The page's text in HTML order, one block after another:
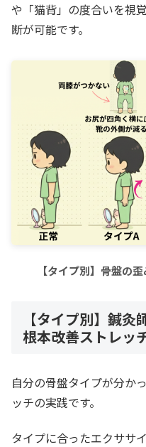
や「猫背」の度合いを視
断が可能です。
【タイプ別】骨盤の
【タイプ別】鍼
根本改善ストレッ
自分の骨盤タイプが分か
ッチの実践です。
タイプに合ったエクササ